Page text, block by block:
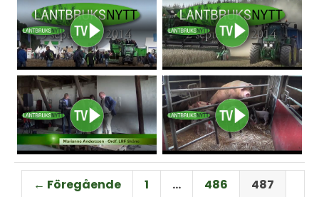
← Föregående 1 … 486
487